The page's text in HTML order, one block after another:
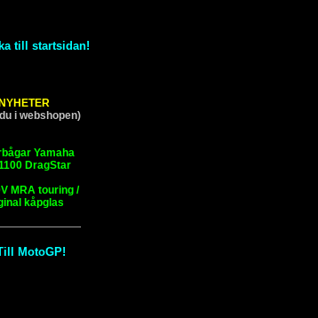
NYHETER
i webshopen)
Yamaha
DragStar
MRA touring /
kåpglas